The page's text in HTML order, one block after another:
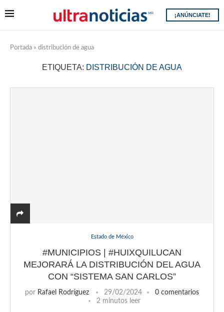
¡ANÚNCIATE!
Portada » distribución de agua
ETIQUETA: DISTRIBUCIÓN DE AGUA
Estado de México
#MUNICIPIOS | #HUIXQUILUCAN
MEJORARÁ LA DISTRIBUCIÓN DEL AGUA
CON “SISTEMA SAN CARLOS”
por Rafael Rodríguez 29/02/2024
0 comentarios
2 minutos leer